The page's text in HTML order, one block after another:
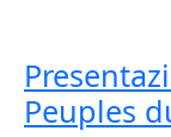
Peuples